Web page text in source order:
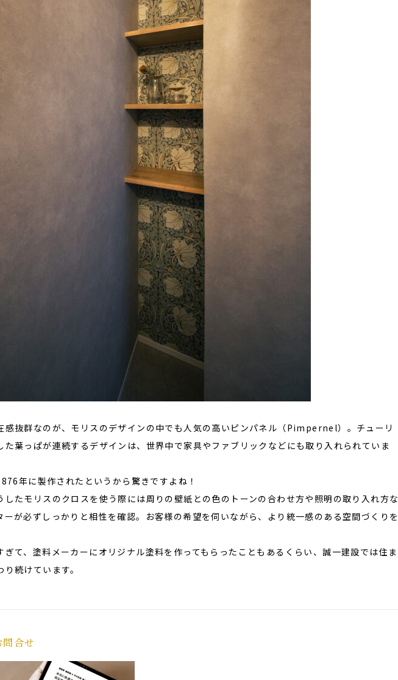
感抜群なのが、モリスのデザインの中でも人気の高いピンパネル（Pimpernel）。チューリ
た葉っぱが連続するデザインは、世界中で家具やファブリックなどにも取り入れられていま
年に製作されたというから驚きですよね！
したモリスのクロスを使う際には周りの壁紙との色のトーンの合わせ方や照明の取り入れ方な
ーが必ずしっかりと相性を確認。お客様の希望を伺いながら、より統一感のある空間づくりを
ぎて、塗料メーカーにオリジナル塗料を作ってもらったこともあるくらい、誠一建設では住ま
続けています。
合せ